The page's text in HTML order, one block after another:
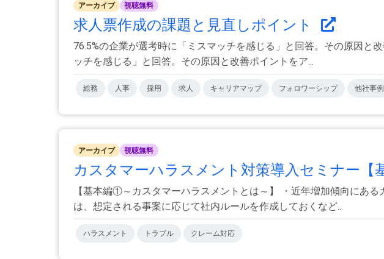
アーカイブ 視聴無料
求人票作成の課題と見直しポイント
76.5%の企業が選考時に「ミスマッチを感じる」と回答。その原因と
ッチを感じる」と回答。その原因と改善ポイントをア...
総務 人事 採用 求人 キャリアマップ フォロワーシップ 他社事例
アーカイブ 視聴無料
カスタマーハラスメント対策導入セミナー
【基本編①～カスタマーハラスメントとは～】 ・近年増加傾向にあ
は、想定される事案に応じて社内ルールを作成しておくなど...
ハラスメント トラブル クレーム対応